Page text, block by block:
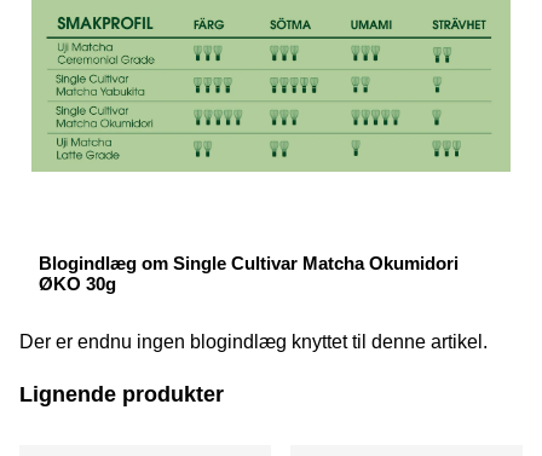
Blogindlæg om Single Cultivar Matcha Okumidori
ØKO 30g
Der er endnu ingen blogindlæg knyttet til denne artikel.
Lignende produkter